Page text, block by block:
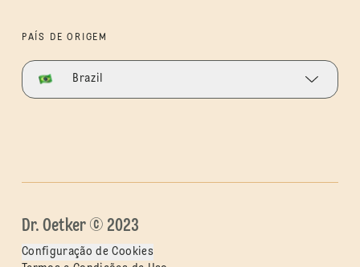
PAÍS DE ORIGEM
Brazil
Dr. Oetker © 2023
Configuração de Cookies